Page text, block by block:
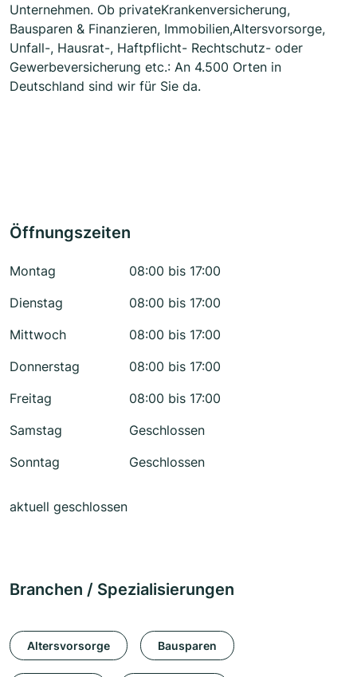
Unternehmen. Ob privateKrankenversicherung,
Bausparen & Finanzieren, Immobilien,Altersvorsorge,
Unfall-, Hausrat-, Haftpflicht- Rechtschutz- oder
Gewerbeversicherung etc.: An 4.500 Orten in
Deutschland sind wir für Sie da.
Öffnungszeiten
Montag
08:00 bis 17:00
Dienstag
08:00 bis 17:00
Mittwoch
08:00 bis 17:00
Donnerstag
08:00 bis 17:00
Freitag
08:00 bis 17:00
Samstag
Geschlossen
Sonntag
Geschlossen
aktuell geschlossen
Branchen / Spezialisierungen
Altersvorsorge Bausparen